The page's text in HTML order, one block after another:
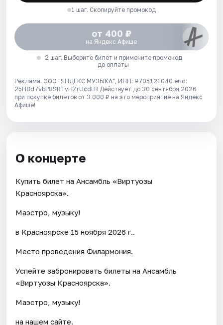
1 шаг. Скопируйте промокод
от 400 ₽
на Яндекс Афише
2 шаг. Выберите билет и примените промокод
до оплаты
Реклама. ООО "ЯНДЕКС МУЗЫКА", ИНН: 9705121040 erid:
25H8d7vbP8SRTvHZrUcdLB Действует до 30 сентября 2026
при покупке билетов от 3 000 ₽ на это мероприятие на Яндекс
Афише!
О концерте
Купить билет на Ансамбль «Виртуозы
Красноярска».
Маэстро, музыку!
в Красноярске 15 ноября 2026 г..
Место проведения Филармония.
Успейте забронировать билеты на Ансамбль
«Виртуозы Красноярска».
Маэстро, музыку!
на нашем сайте.